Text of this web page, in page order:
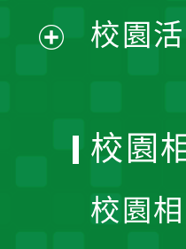
單
校園
校園
校園